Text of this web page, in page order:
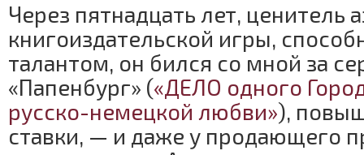
Через пятнадцать лет, ценитель
книгоиздательской игры,
талантом, он бился со мной за
«Папенбург» («ДЕЛО одного
русско-немецкой любви»),
ставки, — и даже у продающего